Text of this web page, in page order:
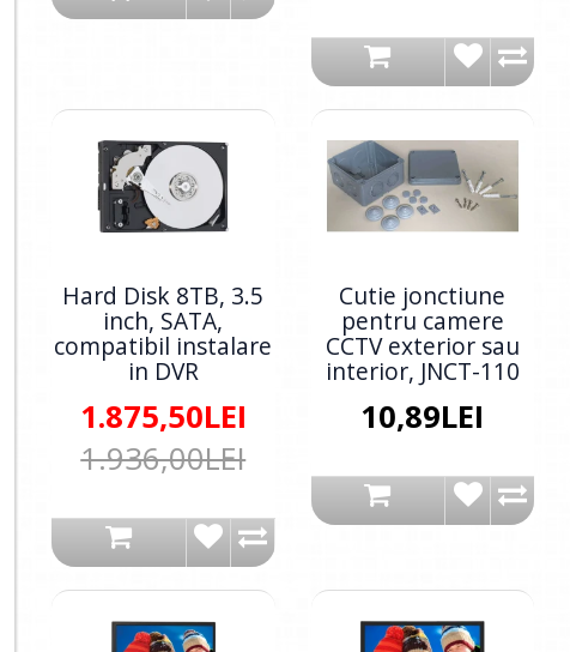
Hard Disk 8TB, 3.5
inch, SATA,
compatibil instalare
in DVR
1.875,50LEI
1.936,00LEI
Cutie jonctiune
pentru camere
CCTV exterior sau
interior, JNCT-110
10,89LEI